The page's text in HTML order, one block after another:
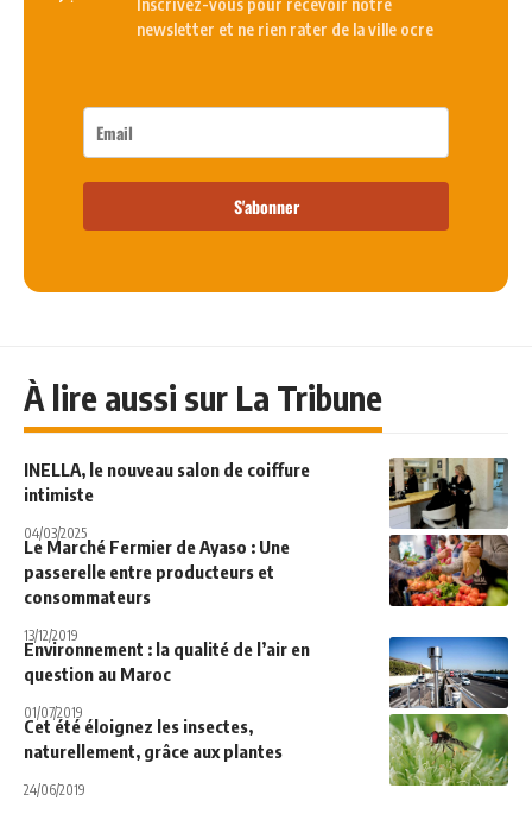
Inscrivez-vous pour recevoir notre
newsletter et ne rien rater de la ville ocre
S'abonner
À lire aussi sur La Tribune
INELLA, le nouveau salon de coiffure
intimiste
04/03/2025
Le Marché Fermier de Ayaso : Une
passerelle entre producteurs et
consommateurs
13/12/2019
Environnement : la qualité de l’air en
question au Maroc
01/07/2019
Cet été éloignez les insectes,
naturellement, grâce aux plantes
24/06/2019